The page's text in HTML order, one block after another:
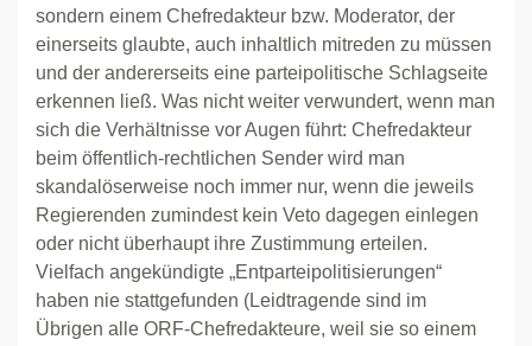
sondern einem Chefredakteur bzw. Moderator, der
einerseits glaubte, auch inhaltlich mitreden zu müssen
und der andererseits eine parteipolitische Schlagseite
erkennen ließ. Was nicht weiter verwundert, wenn man
sich die Verhältnisse vor Augen führt: Chefredakteur
beim öffentlich-rechtlichen Sender wird man
skandalöserweise noch immer nur, wenn die jeweils
Regierenden zumindest kein Veto dagegen einlegen
oder nicht überhaupt ihre Zustimmung erteilen.
Vielfach angekündigte „Entparteipolitisierungen“
haben nie stattgefunden (Leidtragende sind im
Übrigen alle ORF-Chefredakteure, weil sie so einem